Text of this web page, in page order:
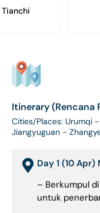
Itinerary (Rencana
Cities/Places: Urumqi
Jiangyuguan -
Day 1 (10
– Berkumpul
untuk